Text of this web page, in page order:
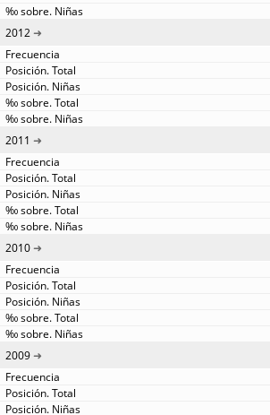
2012
2011
2010
2009